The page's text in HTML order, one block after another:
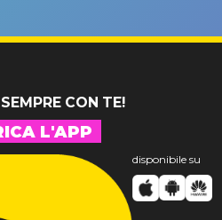
CON TE!
L'APP
disponibile su